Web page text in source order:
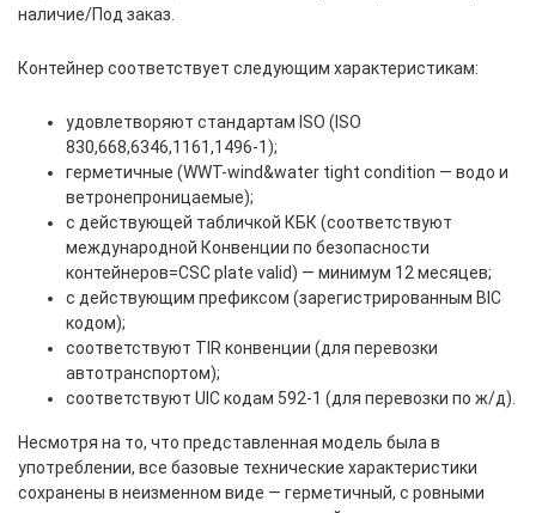
наличие/Под заказ.
Контейнер соответствует следующим характеристикам:
удовлетворяют стандартам ISO (ISO
830,668,6346,1161,1496-1);
герметичные (WWT-wind&water tight condition — водо и
ветронепроницаемые);
с действующей табличкой КБК (соответствуют
международной Конвенции по безопасности
контейнеров=CSC plate valid) — минимум 12 месяцев;
с действующим префиксом (зарегистрированным BIC
кодом);
соответствуют TIR конвенции (для перевозки
автотранспортом);
соответствуют UIC кодам 592-1 (для перевозки по ж/д).
Несмотря на то, что представленная модель была в
употреблении, все базовые технические характеристики
сохранены в неизменном виде — герметичный, с ровными